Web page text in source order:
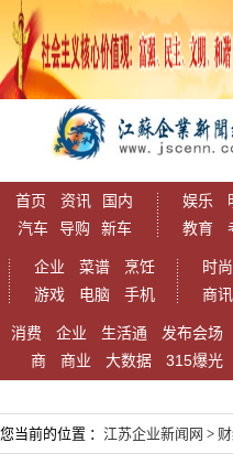
首页 资讯
国内
汽车
导购 新车
娱乐
教育
企业 菜谱
烹饪
游戏
电脑 手机
时尚
商讯
消费 企业 生活通 发布会场
商
商业 大数据 315爆光
您当前的位置 ： 江苏企业新闻网 >